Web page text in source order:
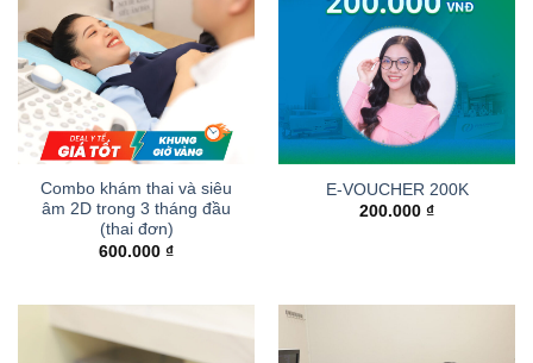
Combo khám thai và siêu
âm 2D trong 3 tháng đầu
(thai đơn)
600.000 ₫
E-VOUCHER 200K
200.000 ₫